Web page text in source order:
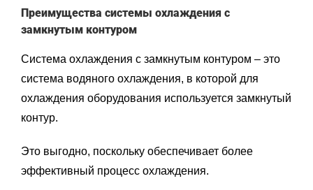
Преимущества системы охлаждения с
замкнутым контуром
Система охлаждения с замкнутым контуром – это
система водяного охлаждения, в которой для
охлаждения оборудования используется замкнутый
контур.
Это выгодно, поскольку обеспечивает более
эффективный процесс охлаждения.